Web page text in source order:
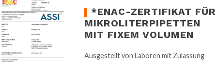
*ENAC-ZERTIFIKAT FÜR
MIKROLITERPIPETTEN
MIT FIXEM VOLUMEN
Ausgestellt von Laboren mit Zulassung